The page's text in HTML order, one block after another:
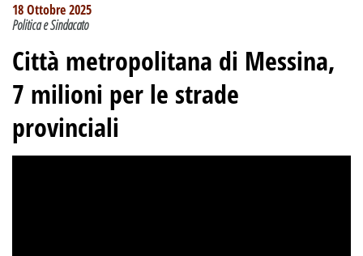
18 Ottobre 2025
Politica e Sindacato
Città metropolitana di Messina,
7 milioni per le strade
provinciali